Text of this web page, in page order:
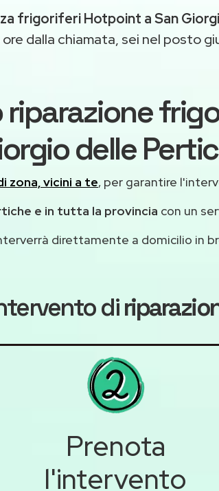
frigoriferi Hotpoint a San
dalla chiamata, sei nel posto
delle
zona, vicini a te, per garantire
e in tutta la provincia con un
direttamente a domicilio in
di
Prenota
l'intervento